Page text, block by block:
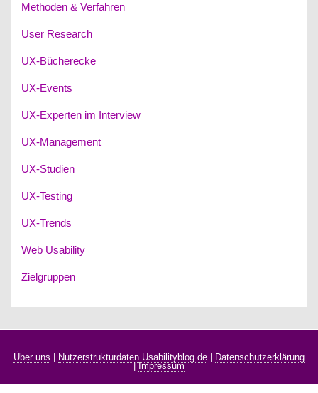
Methoden & Verfahren
User Research
UX-Bücherecke
UX-Events
UX-Experten im Interview
UX-Management
UX-Studien
UX-Testing
UX-Trends
Web Usability
Zielgruppen
Über uns Nutzerstrukturdaten Usabilityblog.de
Datenschutzerklärung
|Impressum